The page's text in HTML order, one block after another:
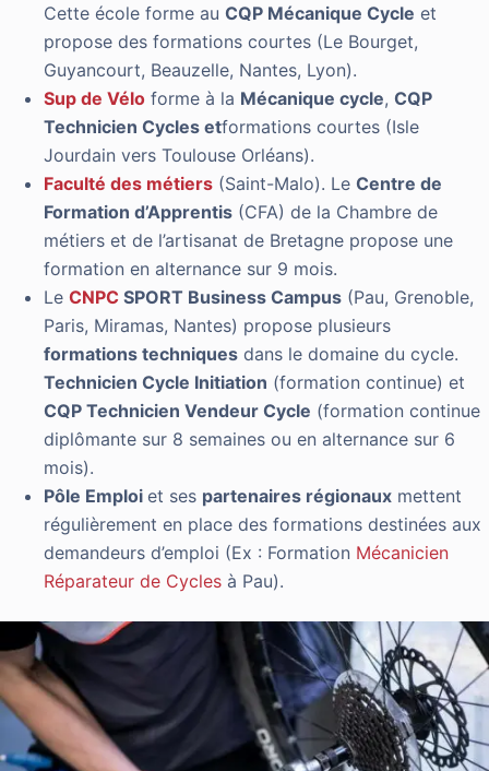
Cette école forme au CQP Mécanique Cycle et
propose des formations courtes (Le Bourget,
Guyancourt, Beauzelle, Nantes, Lyon).
Sup de Vélo forme à la Mécanique cycle, CQP
Technicien Cycles etformations courtes (Isle
Jourdain vers Toulouse Orléans).
Faculté des métiers (Saint-Malo). Le Centre de
Formation d’Apprentis (CFA) de la Chambre de
métiers et de l’artisanat de Bretagne propose une
formation en alternance sur 9 mois.
Le CNPC SPORT Business Campus (Pau, Grenoble,
Paris, Miramas, Nantes) propose plusieurs
formations techniques dans le domaine du cycle.
Technicien Cycle Initiation (formation continue) et
CQP Technicien Vendeur Cycle (formation continue
diplômante sur 8 semaines ou en alternance sur 6
mois).
Pôle Emploi et ses partenaires régionaux mettent
régulièrement en place des formations destinées aux
demandeurs d’emploi (Ex : Formation Mécanicien
Réparateur de Cycles à Pau).